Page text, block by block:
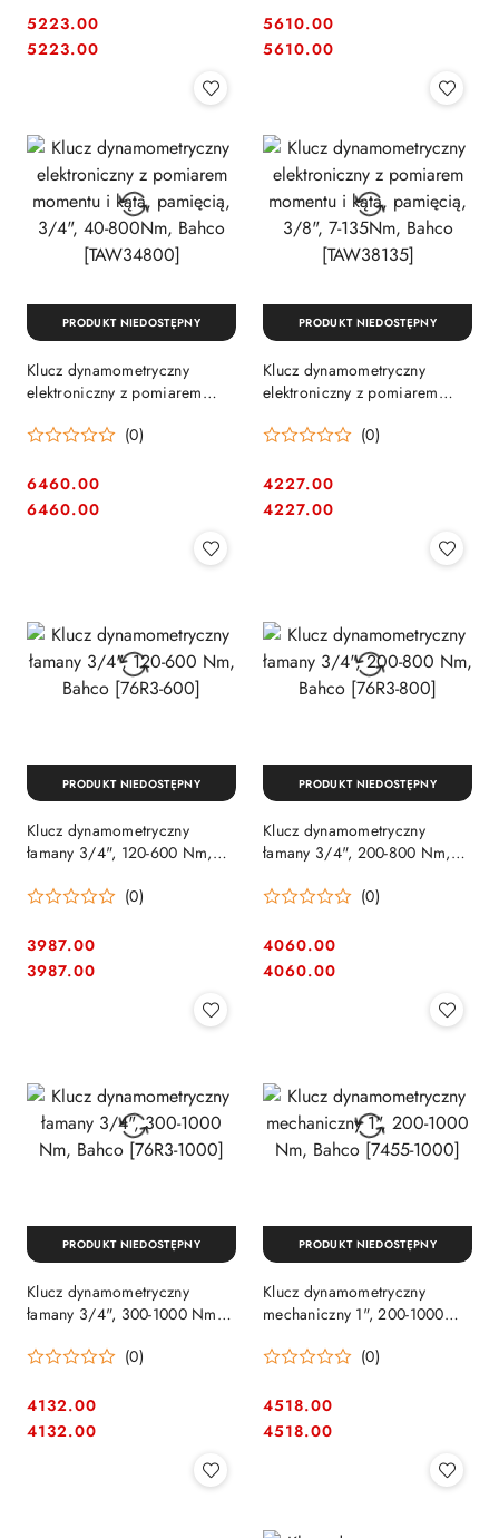
Cena:
5223.00
Cena:
5223.00 Cena:
5610.00
Cena:
5610.00
Klucz dynamometryczny
elektroniczny z pomiarem
3/4", 40-800Nm, Bahco
(0)
Cena:
6460.00
Cena:
6460.00
PRODUKT NIEDOSTĘPNY
Klucz dynamometryczny
elektroniczny z pomiarem
3/8", 7-135Nm, Bahco
(0)
Cena:
4227.00
Cena:
4227.00
PRODUKT NIEDOSTĘPNY
Klucz dynamometryczny
łamany 3/4", 120-600 Nm,
(0)
Cena:
3987.00
Cena:
3987.00
PRODUKT NIEDOSTĘPNY
Klucz dynamometryczny
łamany 3/4", 200-800 Nm,
(0)
Cena:
4060.00
Cena:
4060.00
PRODUKT NIEDOSTĘPNY
Klucz dynamometryczny
łamany 3/4", 300-1000 Nm,
(0)
Cena:
4132.00
Cena:
4132.00
PRODUKT NIEDOSTĘPNY
Klucz dynamometryczny
mechaniczny 1", 200-1000
(0)
Cena:
4518.00
Cena:
4518.00
PRODUKT NIEDOSTĘPNY